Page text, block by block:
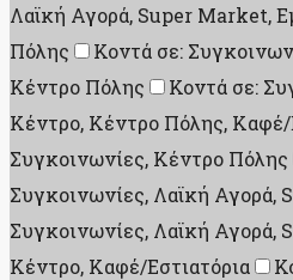
Λαϊκή Αγορά, Super Market,
Πόλης
Κοντά σε:
Κέντρο Πόλης
Κοντά σε:
Κέντρο, Κέντρο Πόλης, Καφέ/
Συγκοινωνίες, Κέντρο Πόλης
Συγκοινωνίες, Λαϊκή Αγορά,
Συγκοινωνίες, Λαϊκή Αγορά,
Κέντρο, Καφέ/Εστιατόρια